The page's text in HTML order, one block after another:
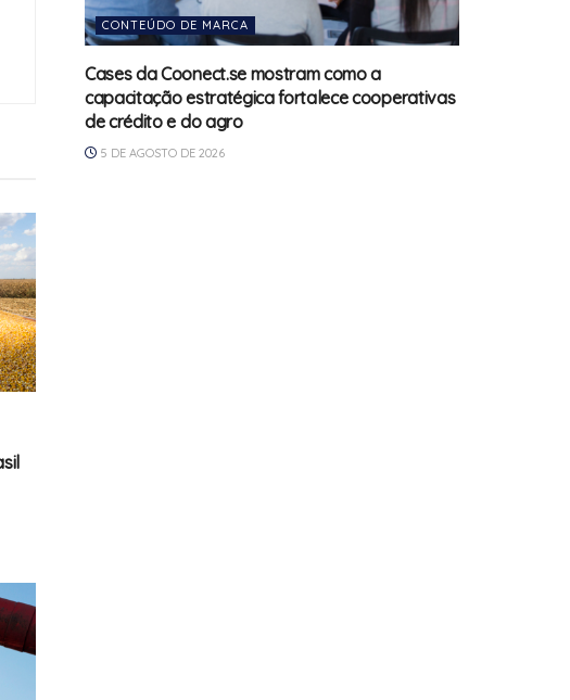
CONTEÚDO DE MARCA
Cases da Coonect.se mostram como a
capacitação estratégica fortalece cooperativas
de crédito e do agro
5 DE AGOSTO DE 2026